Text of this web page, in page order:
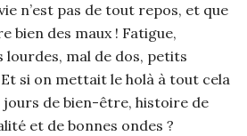
n’est pas de tout repos, et que
bien des maux ! Fatigue,
lourdes, mal de dos, petits
si on mettait le holà à tout cela
jours de bien-être, histoire de
et de bonnes ondes ?